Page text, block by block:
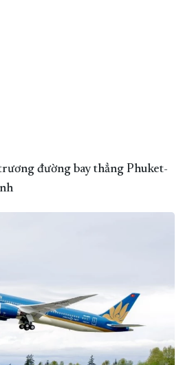
đường bay thẳng Phuket-